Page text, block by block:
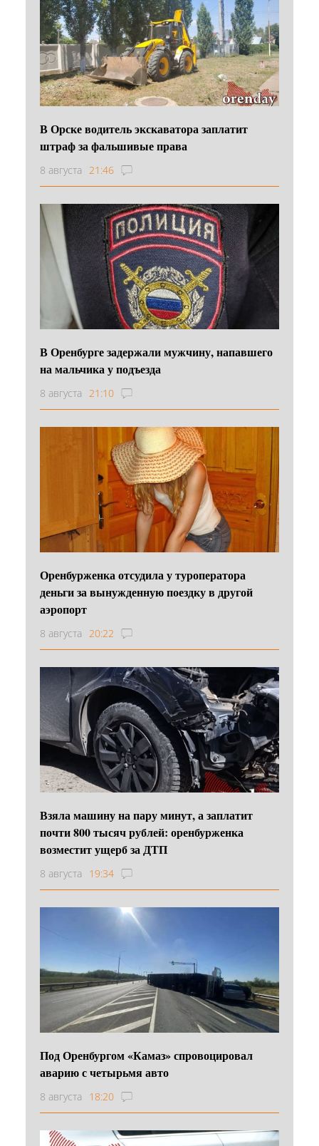
В Орске водитель экскаватора заплатит
штраф за фальшивые права
8 августа 21:46
В Оренбурге задержали мужчину, напавшего
на мальчика у подъезда
8 августа 21:10
Оренбурженка отсудила у туроператора
деньги за вынужденную поездку в другой
аэропорт
8 августа 20:22
Взяла машину на пару минут, а заплатит
почти 800 тысяч рублей: оренбурженка
возместит ущерб за ДТП
8 августа 19:34
Под Оренбургом «Камаз» спровоцировал
аварию с четырьмя авто
8 августа 18:20